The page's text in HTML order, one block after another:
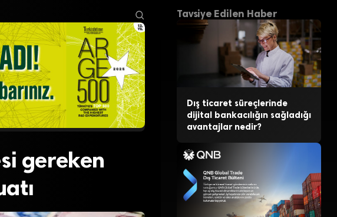
gereken
Tavsiye Edilen Haber
Dış ticaret süreçlerinde
dijital bankacılığın sağladığı
avantajlar nedir?